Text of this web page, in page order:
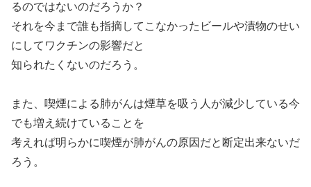
るのではないのだろうか？
それを今まで誰も指摘してこなかったビールや漬物のせい
にしてワクチンの影響だと
知られたくないのだろう。
また、喫煙による肺がんは煙草を吸う人が減少している今
でも増え続けていることを
考えれば明らかに喫煙が肺がんの原因だと断定出来ないだ
ろう。